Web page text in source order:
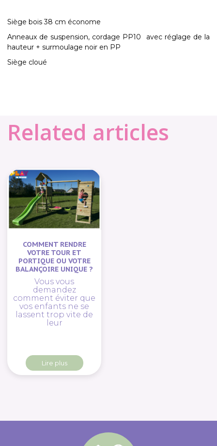
Siège bois 38 cm économe
Anneaux de suspension, cordage PP10 avec réglage de la
hauteur + surmoulage noir en PP
Siège cloué
Related articles
COMMENT RENDRE
VOTRE TOUR ET
PORTIQUE OU VOTRE
BALANÇOIRE UNIQUE ?
Vous vous
demandez
comment éviter que
vos enfants ne se
lassent trop vite de
leur
Lire plus